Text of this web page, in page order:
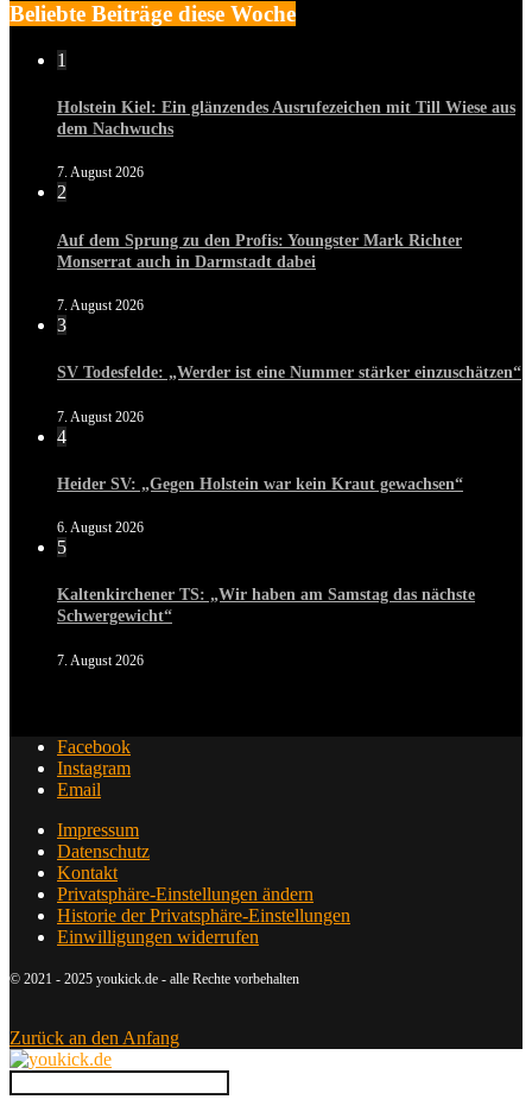
Beliebte Beiträge diese Woche
1
Holstein Kiel: Ein glänzendes Ausrufezeichen mit Till Wiese aus
dem Nachwuchs
7. August 2026
2
Auf dem Sprung zu den Profis: Youngster Mark Richter
Monserrat auch in Darmstadt dabei
7. August 2026
3
SV Todesfelde: „Werder ist eine Nummer stärker einzuschätzen“
7. August 2026
4
Heider SV: „Gegen Holstein war kein Kraut gewachsen“
6. August 2026
5
Kaltenkirchener TS: „Wir haben am Samstag das nächste
Schwergewicht“
7. August 2026
Facebook
Instagram
Email
Impressum
Datenschutz
Kontakt
Privatsphäre-Einstellungen ändern
Historie der Privatsphäre-Einstellungen
Einwilligungen widerrufen
© 2021 - 2025 youkick.de - alle Rechte vorbehalten
Zurück an den Anfang